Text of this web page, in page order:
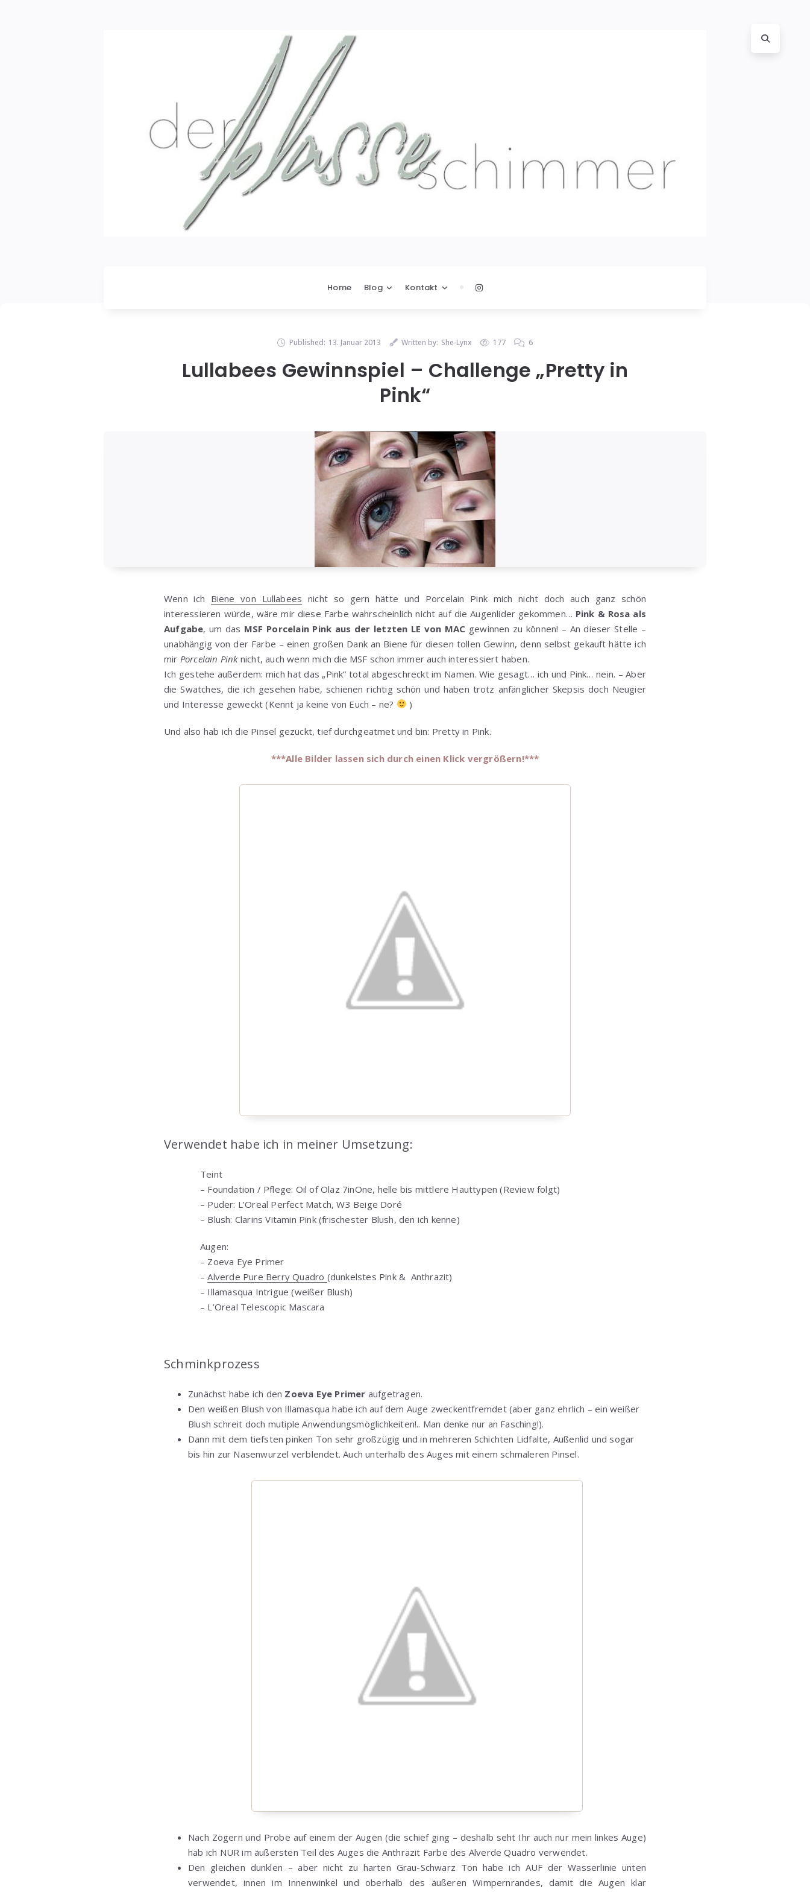
Home Blog Kontakt
Published: 13. Januar 2013 Written by: She-Lynx 177 6
Lullabees Gewinnspiel – Challenge „Pretty in
Pink“
Wenn ich Biene von Lullabees nicht so gern hätte und Porcelain Pink mich nicht doch auch ganz schön
interessieren würde, wäre mir diese Farbe wahrscheinlich nicht auf die Augenlider gekommen… Pink & Rosa als
Aufgabe, um das MSF Porcelain Pink aus der letzten LE von MAC gewinnen zu können! – An dieser Stelle –
unabhängig von der Farbe – einen großen Dank an Biene für diesen tollen Gewinn, denn selbst gekauft hätte ich
mir Porcelain Pinknicht, auch wenn mich die MSF schon immer auch interessiert haben.
Ich gestehe außerdem: mich hat das „Pink“ total abgeschreckt im Namen. Wie gesagt… ich und Pink… nein. – Aber
die Swatches, die ich gesehen habe, schienen richtig schön und haben trotz anfänglicher Skepsis doch Neugier
und Interesse geweckt (Kennt ja keine von Euch – ne?
)
Und also hab ich die Pinsel gezückt, tief durchgeatmet und bin: Pretty in Pink.
***Alle Bilder lassen sich durch einen Klick vergrößern!***
Verwendet habe ich in meiner Umsetzung:
Teint
– Foundation / Pflege: Oil of Olaz 7inOne, helle bis mittlere Hauttypen (Review folgt)
– Puder: L’Oreal Perfect Match, W3 Beige Doré
– Blush: Clarins Vitamin Pink (frischester Blush, den ich kenne)
Augen:
– Zoeva Eye Primer
–Alverde Pure Berry Quadro (dunkelstes Pink & Anthrazit)
– Illamasqua Intrigue (weißer Blush)
– L’Oreal Telescopic Mascara
Schminkprozess
Zunächst habe ich den Zoeva Eye Primer aufgetragen.
Den weißen Blush von Illamasqua habe ich auf dem Auge zweckentfremdet (aber ganz ehrlich – ein weißer
Blush schreit doch mutiple Anwendungsmöglichkeiten!.. Man denke nur an Fasching!).
Dann mit dem tiefsten pinken Ton sehr großzügig und in mehreren Schichten Lidfalte, Außenlid und sogar
bis hin zur Nasenwurzel verblendet. Auch unterhalb des Auges mit einem schmaleren Pinsel.
Nach Zögern und Probe auf einem der Augen (die schief ging – deshalb seht Ihr auch nur mein linkes Auge)
hab ich NUR im äußersten Teil des Auges die Anthrazit Farbe des Alverde Quadro verwendet.
Den gleichen dunklen – aber nicht zu harten Grau-Schwarz Ton habe ich AUF der Wasserlinie unten
verwendet, innen im Innenwinkel und oberhalb des äußeren Wimpernrandes, damit die Augen klar